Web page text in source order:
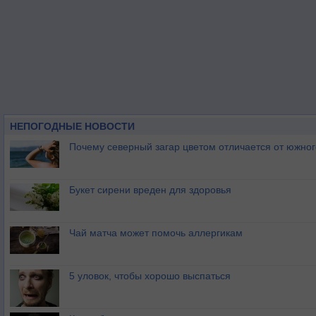
НЕПОГОДНЫЕ НОВОСТИ
Почему северный загар цветом отличается от
Букет сирени вреден для здоровья
Чай матча может помочь аллергикам
5 уловок, чтобы хорошо выспаться